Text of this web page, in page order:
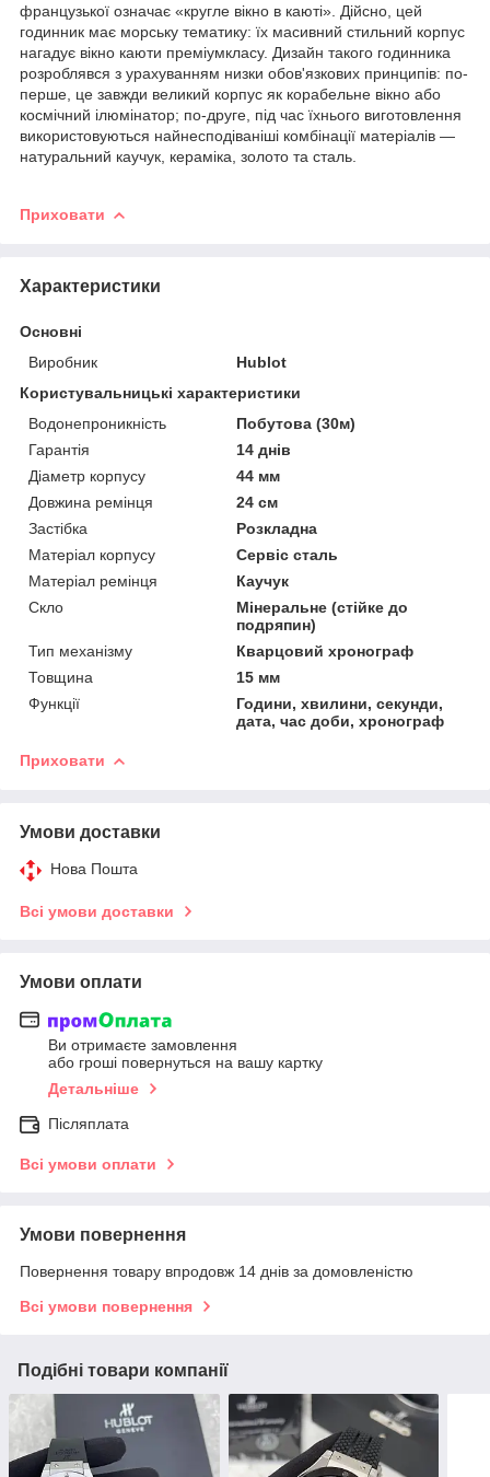
французької означає «кругле вікно в каюті». Дійсно, цей
годинник має морську тематику: їх масивний стильний корпус
нагадує вікно каюти преміумкласу. Дизайн такого годинника
розроблявся з урахуванням низки обов'язкових принципів: по-
перше, це завжди великий корпус як корабельне вікно або
космічний ілюмінатор; по-друге, під час їхнього виготовлення
використовуються найнесподіваніші комбінації матеріалів —
натуральний каучук, кераміка, золото та сталь.
Приховати
Характеристики
Основні
Виробник
Hublot
Користувальницькі характеристики
Водонепроникність
Побутова (30м)
Гарантія
14 днів
Діаметр корпусу
44 мм
Довжина ремінця
24 см
Застібка
Розкладна
Матеріал корпусу
Сервіс сталь
Матеріал ремінця
Каучук
Скло
Мінеральне (стійке до
подряпин)
Тип механізму
Кварцовий хронограф
Товщина
15 мм
Функції
Години, хвилини, секунди,
дата, час доби, хронограф
Приховати
Умови доставки
Нова Пошта
Всі умови доставки
Умови оплати
Ви отримаєте замовлення
або гроші повернуться на вашу картку
Детальніше
Післяплата
Всі умови оплати
Умови повернення
Повернення товару впродовж 14 днів за домовленістю
Всі умови повернення
Подібні товари компанії